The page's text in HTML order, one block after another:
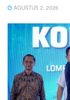
AGUSTUS 2, 2026